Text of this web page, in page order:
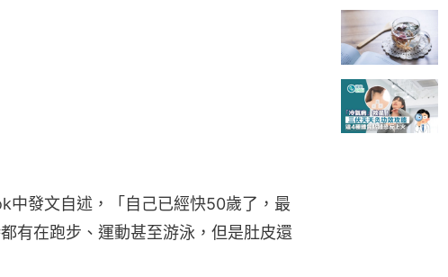
中發文自述，「自己已經快50歲了，最
有在跑步、運動甚至游泳，但是肚皮還